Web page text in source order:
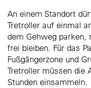
An einem Standort
Tretroller auf einmal
dem Gehweg
frei bleiben. Für das
Fußgängerzone und
Tretroller müssen die
Stunden einsammeln.